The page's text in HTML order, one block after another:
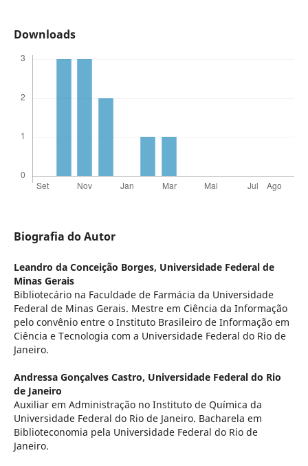
Downloads
Biografia do Autor
Leandro da Conceição Borges, Universidade Federal de
Minas Gerais
Bibliotecário na Faculdade de Farmácia da Universidade
Federal de Minas Gerais. Mestre em Ciência da Informação
pelo convênio entre o Instituto Brasileiro de Informação em
Ciência e Tecnologia com a Universidade Federal do Rio de
Janeiro.
Andressa Gonçalves Castro, Universidade Federal do Rio
de Janeiro
Auxiliar em Administração no Instituto de Química da
Universidade Federal do Rio de Janeiro. Bacharela em
Biblioteconomia pela Universidade Federal do Rio de
Janeiro.